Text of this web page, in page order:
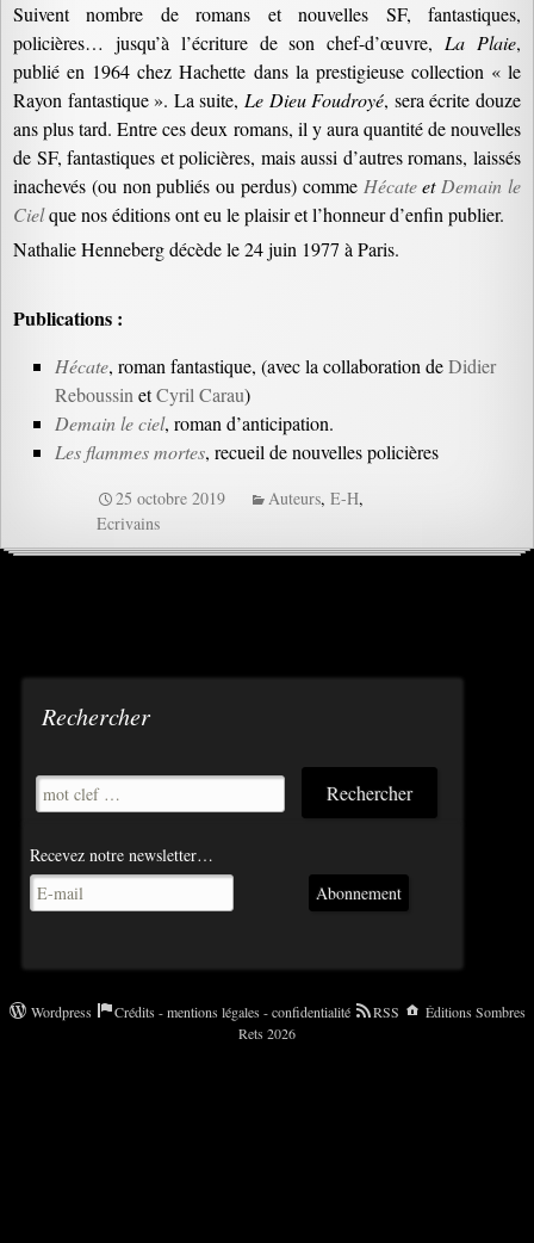
Suivent nombre de romans et nouvelles SF, fantastiques,
policières… jusqu’à l’écriture de son chef-d’œuvre, La Plaie,
publié en 1964 chez Hachette dans la prestigieuse collection « le
Rayon fantastique ». La suite, Le Dieu Foudroyé, sera écrite douze
ans plus tard. Entre ces deux romans, il y aura quantité de nouvelles
de SF, fantastiques et policières, mais aussi d’autres romans, laissés
inachevés (ou non publiés ou perdus) comme Hécateet Demain le
Cielque nos éditions ont eu le plaisir et l’honneur d’enfin publier.
Nathalie Henneberg décède le 24 juin 1977 à Paris.
Publications :
Hécate, roman fantastique, (avec la collaboration deDidier
Reboussin etCyril Carau)
Demain le ciel, roman d’anticipation.
Les flammes mortes, recueil de nouvelles policières
25 octobre 2019 Auteurs,E-H,
Ecrivains
Rechercher
Recevez notre newsletter…
Abonnement
Wordpress Crédits - mentions légales - confidentialité RSS
Éditions Sombres
Rets 2026